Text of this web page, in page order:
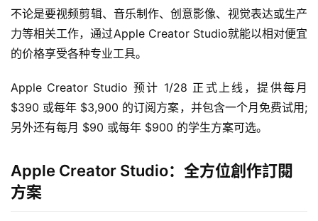
不论是要视频剪辑、音乐制作、创意影像、视觉表达或生产
力等相关工作，通过Apple Creator Studio就能以相对便宜
的价格享受各种专业工具。
Apple Creator Studio 预计 1/28 正式上线，提供每月
$390 或每年 $3,900 的订阅方案，并包含一个月免费试用;
另外还有每月 $90 或每年 $900 的学生方案可选。
Apple Creator Studio：全方位創作訂閱
方案